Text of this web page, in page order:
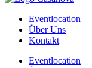
Eventlocation
Über Uns
Kontakt
Eventlocation